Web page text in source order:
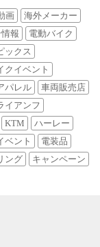
画
海外メーカー
報
電動バイク
ックス
クイベント
パレル
車両販売店
イアンフ
KTM
ハーレー
ベント
電装品
ング
キャンペーン